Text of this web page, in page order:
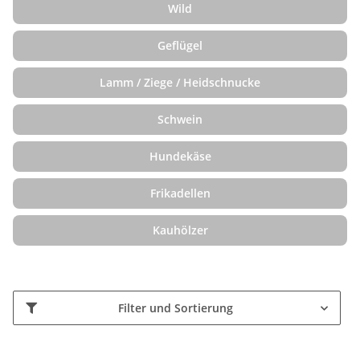
Wild
Geflügel
Lamm / Ziege / Heidschnucke
Schwein
Hundekäse
Frikadellen
Kauhölzer
Filter und Sortierung